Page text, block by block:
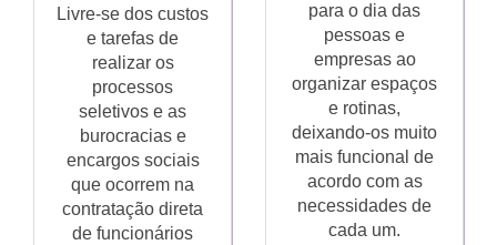
Livre-se dos custos
e tarefas de
realizar os
processos
seletivos e as
burocracias e
encargos sociais
que ocorrem na
contratação direta
de funcionários
para o dia das
pessoas e
empresas ao
organizar espaços
e rotinas,
deixando-os muito
mais funcional de
acordo com as
necessidades de
cada um.